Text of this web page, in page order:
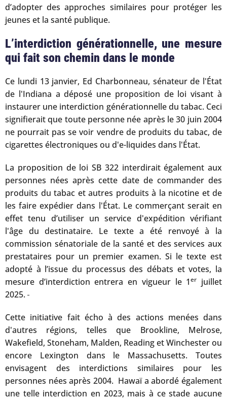
d’adopter des approches similaires pour protéger les
jeunes et la santé publique.
L’interdiction générationnelle, une mesure
qui fait son chemin dans le monde
Ce lundi 13 janvier, Ed Charbonneau, sénateur de l'État
de l'Indiana a déposé une proposition de loi visant à
instaurer une interdiction générationnelle du tabac. Ceci
signifierait que toute personne née après le 30 juin 2004
ne pourrait pas se voir vendre de produits du tabac, de
cigarettes électroniques ou d'e-liquides dans l'État.
La proposition de loi SB 322 interdirait également aux
personnes nées après cette date de commander des
produits du tabac et autres produits à la nicotine et de
les faire expédier dans l'État. Le commerçant serait en
effet tenu d’utiliser un service d'expédition vérifiant
l'âge du destinataire. Le texte a été renvoyé à la
commission sénatoriale de la santé et des services aux
prestataires pour un premier examen. Si le texte est
adopté à l’issue du processus des débats et votes, la
mesure d’interdiction entrera en vigueur le 1er juillet
2025.
Cette initiative fait écho à des actions menées dans
d'autres régions, telles que Brookline, Melrose,
Wakefield, Stoneham, Malden, Reading et Winchester ou
encore Lexington dans le Massachusetts. Toutes
envisagent des interdictions similaires pour les
personnes nées après 2004. Hawaï a abordé également
une telle interdiction en 2023, mais à ce stade aucune